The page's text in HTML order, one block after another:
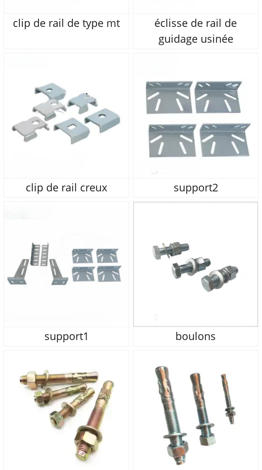
clip de rail de type mt
éclisse de rail de
guidage usinée
clip de rail creux support2
support1 boulons